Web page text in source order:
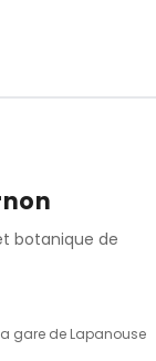
botanique de
gare de Lapanouse